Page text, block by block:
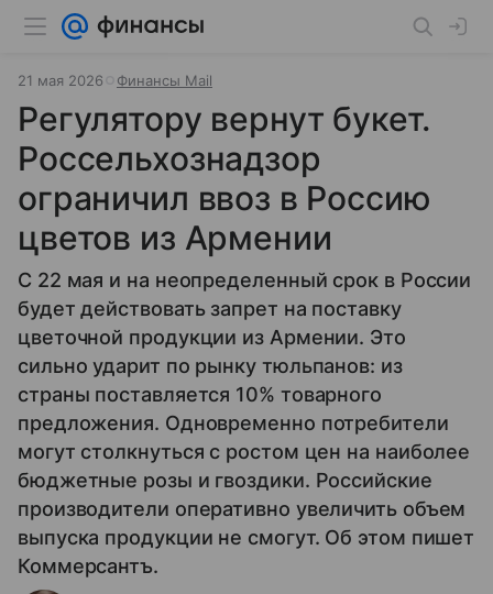
21 мая 2026 Финансы Mail
Регулятору вернут букет.
Россельхознадзор
ограничил ввоз в Россию
цветов из Армении
С 22 мая и на неопределенный срок в России
будет действовать запрет на поставку
цветочной продукции из Армении. Это
сильно ударит по рынку тюльпанов: из
страны поставляется 10% товарного
предложения. Одновременно потребители
могут столкнуться с ростом цен на наиболее
бюджетные розы и гвоздики. Российские
производители оперативно увеличить объем
выпуска продукции не смогут. Об этом пишет
Коммерсантъ.